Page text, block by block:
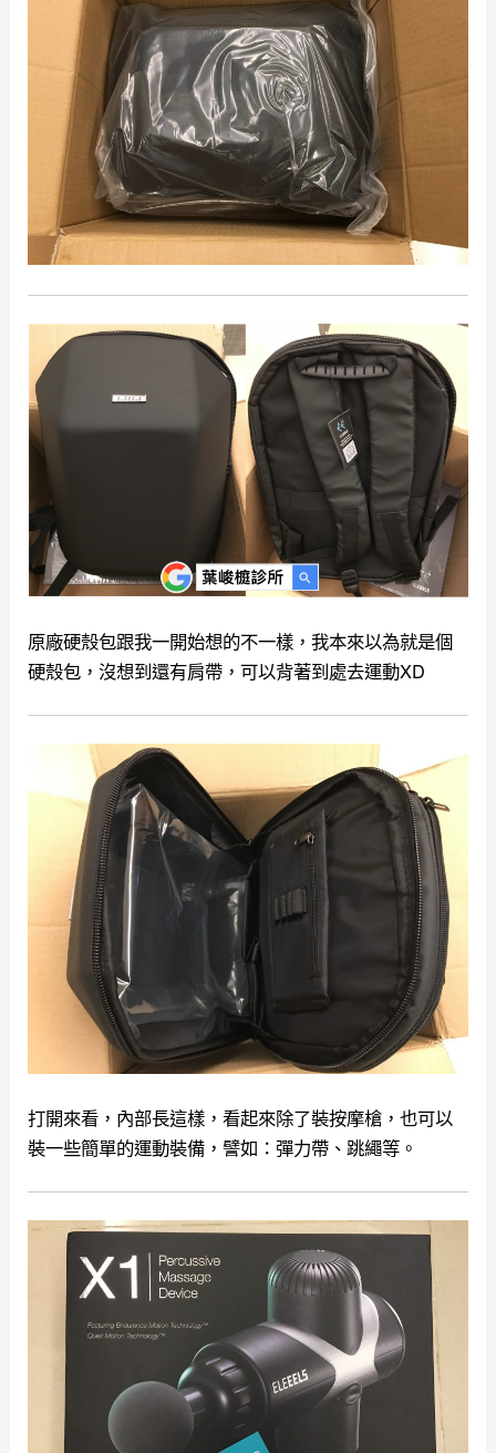
原廠硬殼包跟我一開始想的不一樣，我本來以為就是個
硬殼包，沒想到還有肩帶，可以背著到處去運動XD
打開來看，內部長這樣，看起來除了裝按摩槍，也可以
裝一些簡單的運動裝備，譬如：彈力帶、跳繩等。